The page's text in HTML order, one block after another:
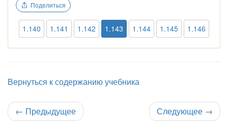
Поделиться
1.140 1.141 1.142 1.143 1.144 1.145 1.146
Вернуться к содержанию учебника
← Предыдущее Следующее →